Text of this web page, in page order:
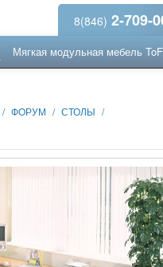
8(846) 2-709-
Мягкая модульная мебель
/ ФОРУМ / СТОЛЫ /